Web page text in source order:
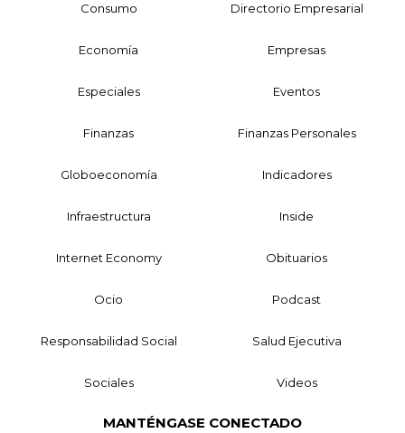
Consumo Directorio Empresarial
Economía Empresas
Especiales Eventos
Finanzas Finanzas Personales
Globoeconomía Indicadores
Infraestructura Inside
Internet Economy Obituarios
Ocio Podcast
Responsabilidad Social Salud Ejecutiva
Sociales Videos
MANTÉNGASE CONECTADO